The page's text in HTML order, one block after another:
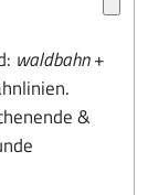
waldbahn+
&